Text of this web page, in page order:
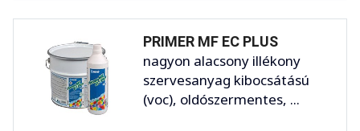
PRIMER MF EC PLUS
nagyon alacsony illékony
szervesanyag kibocsátású
(voc), oldószermentes, ...